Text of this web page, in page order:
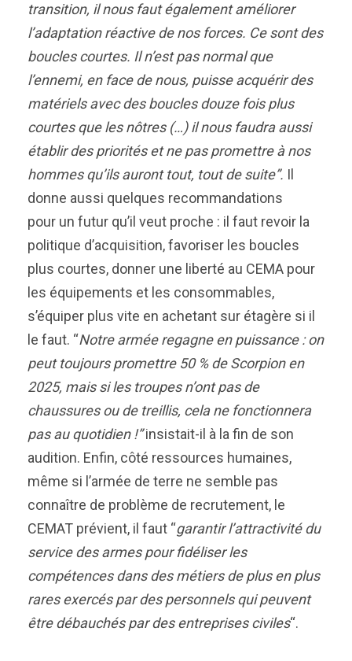
transition, il nous faut également améliorer
l’adaptation réactive de nos forces. Ce sont des
boucles courtes. Il n’est pas normal que
l’ennemi, en face de nous, puisse acquérir des
matériels avec des boucles douze fois plus
courtes que les nôtres (…) il nous faudra aussi
établir des priorités et ne pas promettre à nos
hommes qu’ils auront tout, tout de suite”. Il
donne aussi quelques recommandations
pour un futur qu’il veut proche : il faut revoir la
politique d’acquisition, favoriser les boucles
plus courtes, donner une liberté au CEMA pour
les équipements et les consommables,
s’équiper plus vite en achetant sur étagère si il
le faut. “Notre armée regagne en puissance : on
peut toujours promettre 50 % de Scorpion en
2025, mais si les troupes n’ont pas de
chaussures ou de treillis, cela ne fonctionnera
pas au quotidien !”insistait-il à la fin de son
audition. Enfin, côté ressources humaines,
même si l’armée de terre ne semble pas
connaître de problème de recrutement, le
CEMAT prévient, il faut “garantir l’attractivité du
service des armes pour fidéliser les
compétences dans des métiers de plus en plus
rares exercés par des personnels qui peuvent
être débauchés par des entreprises civiles“.